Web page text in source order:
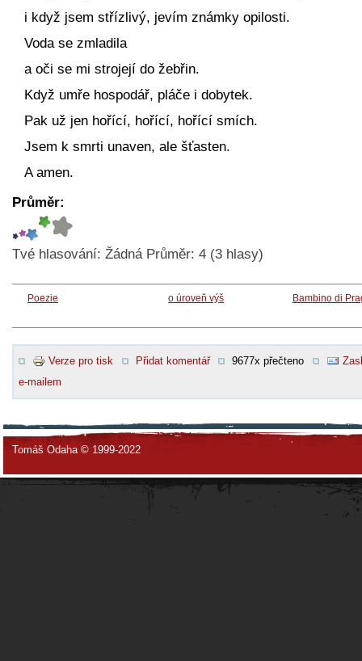
i když jsem střízlivý, jevím známky opilosti.
Voda se zmladila
a oči se mi strojejí do žebřin.
Když umře hospodář, pláče i dobytek.
Pak už jen hořící, hořící, hořící smích.
Jsem k smrti unaven, ale šťasten.
A amen.
Průměr:
Tvé hlasování: Žádná Průměr: 4 (3 hlasy)
Poezie o úroveň výš Bambino di
Verze pro tisk Přidat komentář 9677x přečteno
e-mailem
Tomáš Odaha © 1999-2022